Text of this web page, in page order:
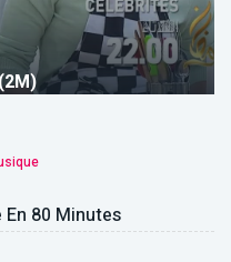
En 80 Minutes